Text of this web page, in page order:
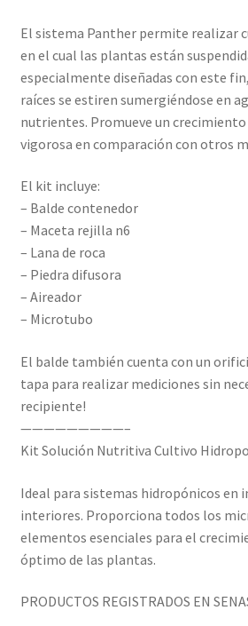
El sistema Panther permite realizar
en el cual las plantas están
especialmente diseñadas con este
raíces se estiren sumergiéndose en
nutrientes. Promueve un
vigorosa en comparación con otros
El kit incluye:
– Balde contenedor
– Maceta rejilla n6
– Lana de roca
– Piedra difusora
– Aireador
– Microtubo
El balde también cuenta con un
tapa para realizar mediciones sin
recipiente!
—————————–
Kit Solución Nutritiva Cultivo
Ideal para sistemas hidropónicos en
interiores. Proporciona todos los
elementos esenciales para el
óptimo de las plantas.
PRODUCTOS REGISTRADOS EN